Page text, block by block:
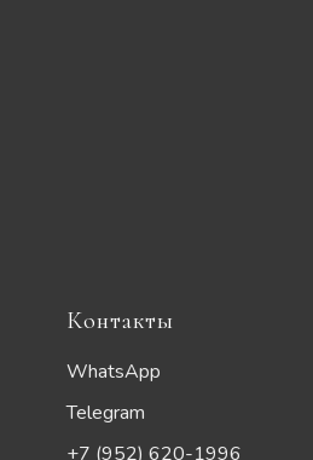
Контакты
WhatsApp
Telegram
+7 (952) 620-1996